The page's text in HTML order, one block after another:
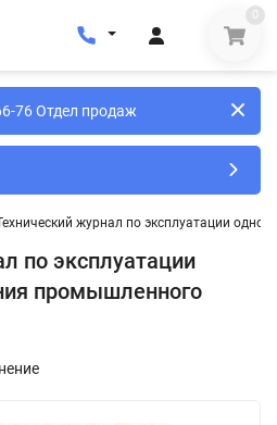
0
76 Отдел продаж
журнал по эксплуатации
по эксплуатации
промышленного